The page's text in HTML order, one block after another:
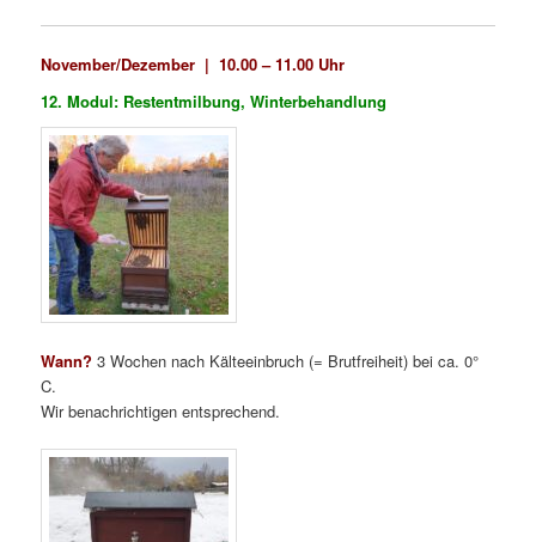
November/Dezember |10.00 – 11.00 Uhr
12. Modul: Restentmilbung, Winterbehandlung
Wann? 3 Wochen nach Kälteeinbruch (= Brutfreiheit) bei ca. 0°
C.
Wir benachrichtigen entsprechend.